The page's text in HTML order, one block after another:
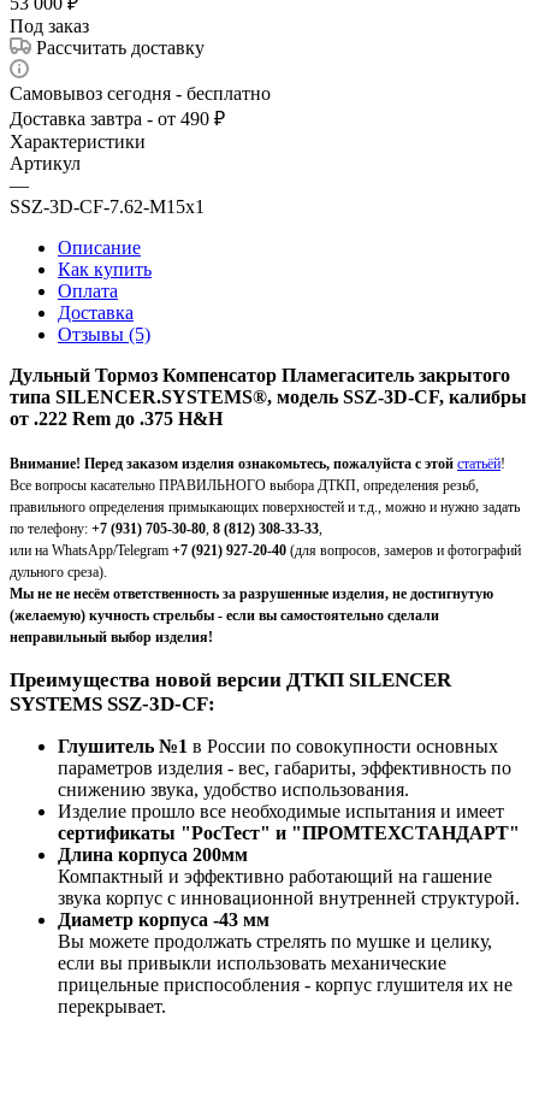
Под заказ
Рассчитать доставку
Самовывоз сегодня - бесплатно
Доставка завтра - от 490 ₽
Характеристики
Артикул
—
SSZ-3D-CF-7.62-M15x1
Описание
Как купить
Оплата
Доставка
Отзывы (5)
Дульный Тормоз Компенсатор Пламегаситель закрытого
типа SILENCER.SYSTEMS®, модель SSZ-3D-CF, калибры
от .222 Rem до .375 H&H
Внимание! Перед заказом изделия ознакомьтесь, пожалуйста с этой статьёй!
Все вопросы касательно ПРАВИЛЬНОГО выбора ДТКП, определения резьб,
правильного определения примыкающих поверхностей и т.д., можно и нужно задать
по телефону: +7 (931) 705-30-80 8 (812) 308-33-33
или на WhatsApp/Telegram +7 (921) 927-20-40 (для вопросов, замеров и фотографий
дульного среза).
Мы не не несём ответственность за разрушенные изделия, не достигнутую
(желаемую) кучность стрельбы - если вы самостоятельно сделали
неправильный выбор изделия!
Преимущества новой версии ДТКП SILENCER
SYSTEMS SSZ-3D-CF:
Глушитель №1 в России по совокупности основных
параметров изделия - вес, габариты, эффективность по
снижению звука, удобство использования.
Изделие прошло все необходимые испытания и имеет
сертификаты "РосТест" и "ПРОМТЕХСТАНДАРТ"
Длина корпуса 200мм
Компактный и эффективно работающий на гашение
звука корпус с инновационной внутренней структурой.
Диаметр корпуса -43 мм
Вы можете продолжать стрелять по мушке и целику,
если вы привыкли использовать механические
прицельные приспособления - корпус глушителя их не
перекрывает.